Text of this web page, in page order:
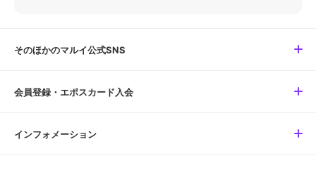
そのほかのマルイ公式SNS
会員登録・エポスカード入会
インフォメーション